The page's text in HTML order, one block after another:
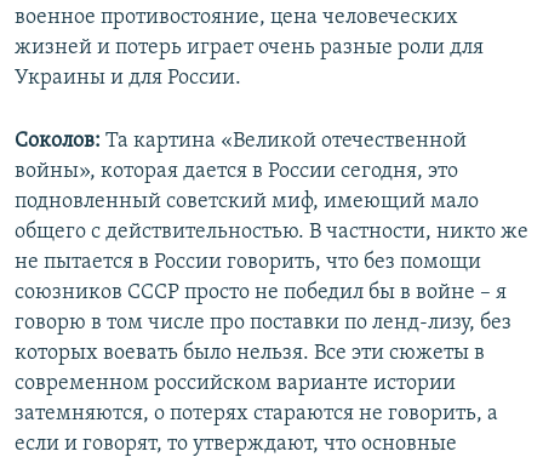
военное противостояние, цена человеческих
жизней и потерь играет очень разные роли для
Украины и для России.
Соколов: Та картина «Великой отечественной
войны», которая дается в России сегодня, это
подновленный советский миф, имеющий мало
общего с действительностью. В частности, никто же
не пытается в России говорить, что без помощи
союзников СССР просто не победил бы в войне – я
говорю в том числе про поставки по ленд-лизу, без
которых воевать было нельзя. Все эти сюжеты в
современном российском варианте истории
затемняются, о потерях стараются не говорить, а
если и говорят, то утверждают, что основные